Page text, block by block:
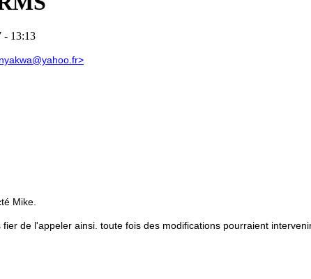
- 13:13
Mike.
de l'appeler ainsi. toute fois des modifications pourraient